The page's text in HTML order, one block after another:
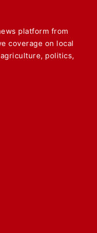
platform from
coverage on local
politics,